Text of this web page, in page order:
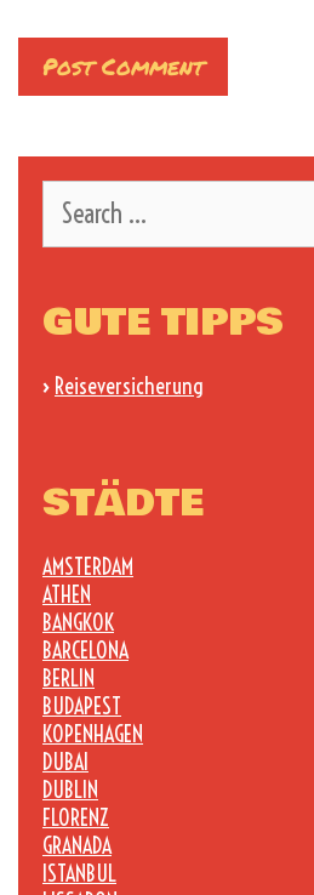
for:
GUTE TIPPS
› Reiseversicherung
STÄDTE
AMSTERDAM
ATHEN
BANGKOK
BARCELONA
BERLIN
BUDAPEST
KOPENHAGEN
DUBAI
DUBLIN
FLORENZ
GRANADA
ISTANBUL